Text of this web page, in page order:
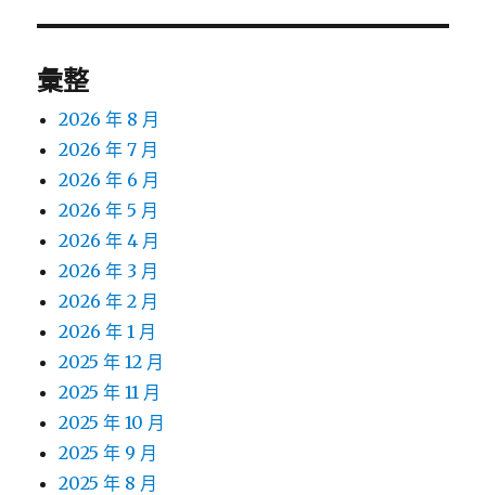
彙整
2026 年 8 月
2026 年 7 月
2026 年 6 月
2026 年 5 月
2026 年 4 月
2026 年 3 月
2026 年 2 月
2026 年 1 月
2025 年 12 月
2025 年 11 月
2025 年 10 月
2025 年 9 月
2025 年 8 月